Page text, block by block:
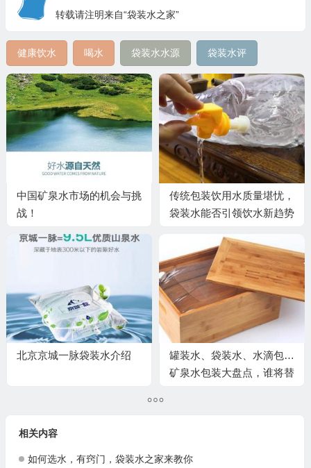
转载请注明来自“袋装水之家”
健康饮水 喝水 袋装水水源 袋装水评
中国矿泉水市场的机会与挑
战！
传统包装饮用水质量堪忧，
袋装水能否引领饮水新趋势
北京京城一脉袋装水介绍
罐装水、袋装水、水滴包…
矿泉水包装大盘点，谁将替
相关内容
如何选水，有窍门，袋装水之家来教你